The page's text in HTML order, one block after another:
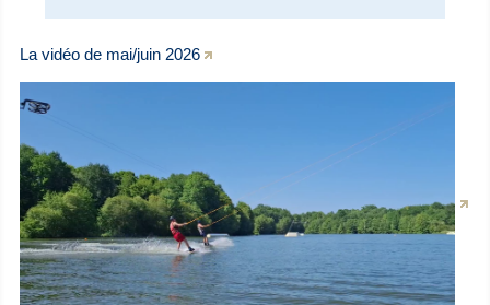
La vidéo de mai/juin 2026